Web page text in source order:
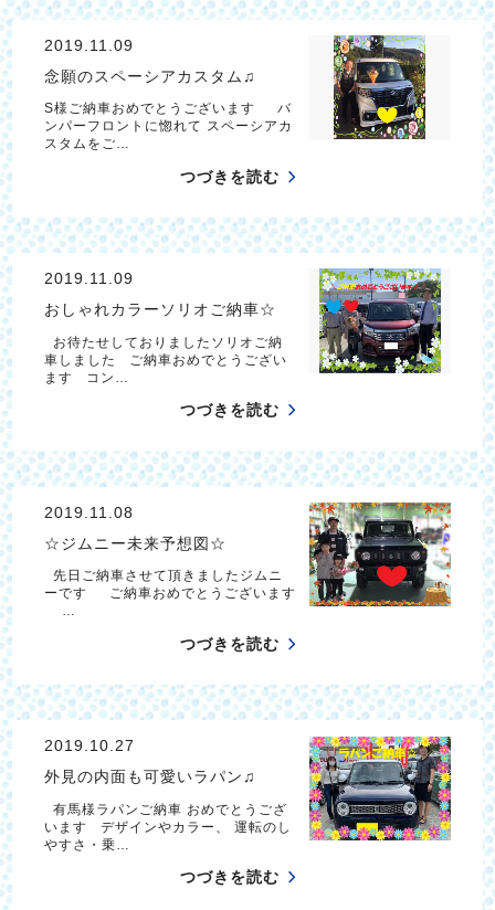
2019.11.09
念願のスペーシアカスタム♫
S様ご納車おめでとうございます バ
ンパーフロントに惚れて スペーシアカ
スタムをご…
つづきを読む
2019.11.09
おしゃれカラーソリオご納車☆
お待たせしておりましたソリオご納
車しました ご納車おめでとうござい
ます コン…
つづきを読む
2019.11.08
☆ジムニー未来予想図☆
先日ご納車させて頂きましたジムニ
ーです ご納車おめでとうございます
…
つづきを読む
2019.10.27
外見の内面も可愛いラパン♫
有馬様ラパンご納車 おめでとうござ
います デザインやカラー、 運転のし
やすさ・乗…
つづきを読む